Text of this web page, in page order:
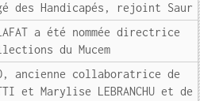
des Handicapés, rejoint Saur
a été nommée directrice
du Mucem
ancienne collaboratrice de
et Marylise LEBRANCHU et de